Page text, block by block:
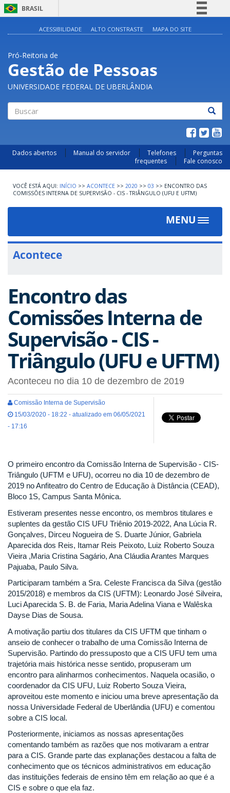
BRASIL
Acesso à informação
Legislação
Canais
ACESSIBILIDADE ALTO CONSTRASTE MAPA DO SITE
Pró-Reitoria de
Gestão de Pessoas
UNIVERSIDADE FEDERAL DE UBERLÂNDIA
Dados abertos Manual do servidor Telefones
Perguntas
frequentes
Fale conosco
INÍCIO >> ACONTECE >> 2020 >> 03 >> ENCONTRO DAS
COMISSÕES INTERNA DE SUPERVISÃO - CIS - TRIÂNGULO (UFU E UFTM)
MENU
Toggle
Acontece
Encontro das
Comissões Interna de
Supervisão - CIS -
Triângulo (UFU e UFTM)
Aconteceu no dia 10 de dezembro de 2019
Comissão Interna de Supervisão
15/03/2020 - 18:22 - atualizado em 06/05/2021
- 17:16
O primeiro encontro da Comissão Interna de Supervisão - CIS-
Triângulo (UFTM e UFU), ocorreu no dia 10 de dezembro de
2019 no Anfiteatro do Centro de Educação à Distância (CEAD),
Bloco 1S, Campus Santa Mônica.
Estiveram presentes nesse encontro, os membros titulares e
suplentes da gestão CIS UFU Triênio 2019-2022, Ana Lúcia R.
Gonçalves, Dirceu Nogueira de S. Duarte Júnior, Gabriela
Aparecida dos Reis, Itamar Reis Peixoto, Luiz Roberto Souza
Vieira ,Maria Cristina Sagário, Ana Cláudia Arantes Marques
Pajuaba, Paulo Silva.
Participaram também a Sra. Celeste Francisca da Silva (gestão
2015/2018) e membros da CIS (UFTM): Leonardo José Silveira,
Luci Aparecida S. B. de Faria, Maria Adelina Viana e Walêska
Dayse Dias de Sousa.
A motivação partiu dos titulares da CIS UFTM que tinham o
anseio de conhecer o trabalho de uma Comissão Interna de
Supervisão. Partindo do pressuposto que a CIS UFU tem uma
trajetória mais histórica nesse sentido, propuseram um
encontro para alinharmos conhecimentos. Naquela ocasião, o
coordenador da CIS UFU, Luiz Roberto Souza Vieira,
aproveitou este momento e iniciou uma breve apresentação da
nossa Universidade Federal de Uberlândia (UFU) e comentou
sobre a CIS local.
Posteriormente, iniciamos as nossas apresentações
comentando também as razões que nos motivaram a entrar
para a CIS. Grande parte das explanações destacou a falta de
conhecimento que os técnicos administrativos em educação
das instituições federais de ensino têm em relação ao que é a
CIS e sobre o que ela faz.